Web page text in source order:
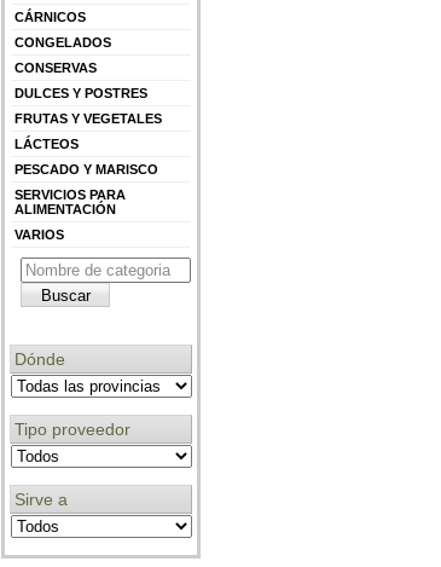
CÁRNICOS
CONGELADOS
CONSERVAS
DULCES Y POSTRES
FRUTAS Y VEGETALES
LÁCTEOS
PESCADO Y MARISCO
SERVICIOS PARA
ALIMENTACIÓN
VARIOS
Dónde
Tipo proveedor
Sirve a